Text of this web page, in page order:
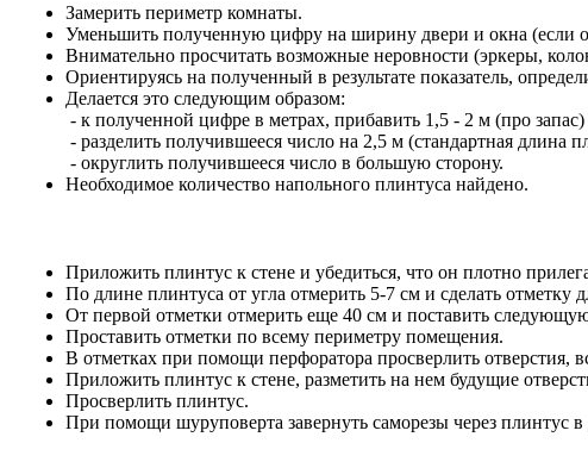
Замерить периметр комнаты.
Уменьшить полученную цифру на ширину двери и окна (если
Внимательно просчитать возможные неровности (эркеры,
Ориентируясь на полученный в результате показатель,
Делается это следующим образом:
- к полученной цифре в метрах, прибавить 1,5 - 2 м (про запас)
- разделить получившееся число на 2,5 м (стандартная длина
- округлить получившееся число в большую сторону.
Необходимое количество напольного плинтуса найдено.
Приложить плинтус к стене и убедиться, что он плотно
По длине плинтуса от угла отмерить 5-7 см и сделать отметку
От первой отметки отмерить еще 40 см и поставить
Проставить отметки по всему периметру помещения.
В отметках при помощи перфоратора просверлить отверстия,
Приложить плинтус к стене, разметить на нем будущие
Просверлить плинтус.
При помощи шуруповерта завернуть саморезы через плинтус в